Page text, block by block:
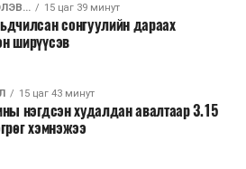
15 цаг 39 минут
сонгуулийн дараах
ширүүсэв
15 цаг 43 минут
нэгдсэн худалдан авалтаар 3.15
хэмнэжээ